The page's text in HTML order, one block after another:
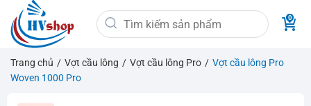
qua
nội
dung
Tìm
kiếm:
Trang chủ / Vợt cầu lông / Vợt cầu lông Pro / Vợt cầu lông Pro
Woven 1000 Pro